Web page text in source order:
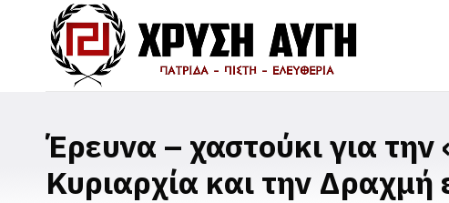
Έρευνα – χαστούκι για
Κυριαρχία και την Δραχμή